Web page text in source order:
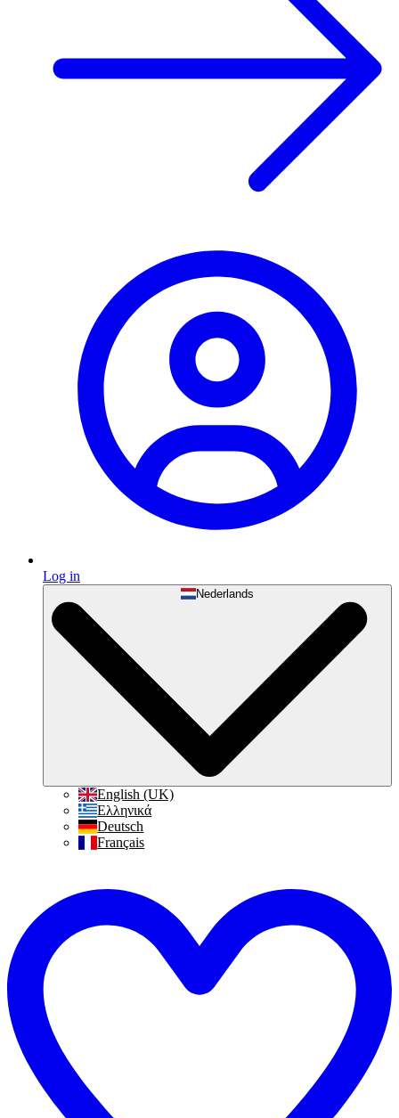
Log in
Nederlands
English (UK)
Ελληνικά
Deutsch
Français